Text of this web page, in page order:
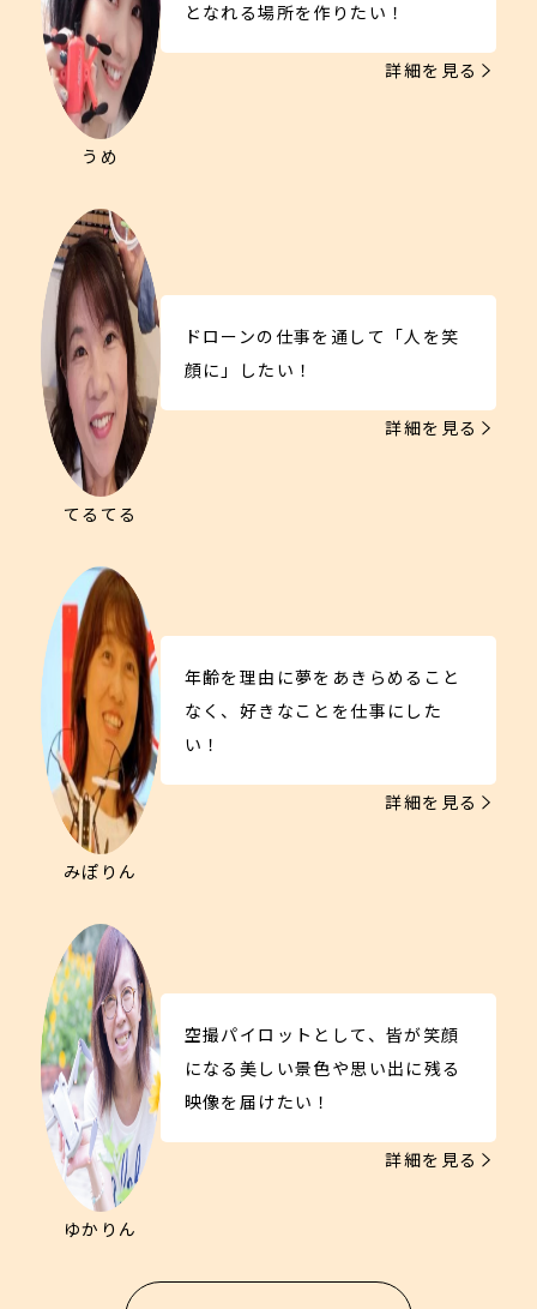
うめ
となれる場所を作りたい！
詳細を見る
てるてる
ドローンの仕事を通して「人を笑
顔に」したい！
詳細を見る
みぽりん
年齢を理由に夢をあきらめること
なく、好きなことを仕事にした
い！
詳細を見る
ゆかりん
空撮パイロットとして、皆が笑顔
になる美しい景色や思い出に残る
映像を届けたい！
詳細を見る